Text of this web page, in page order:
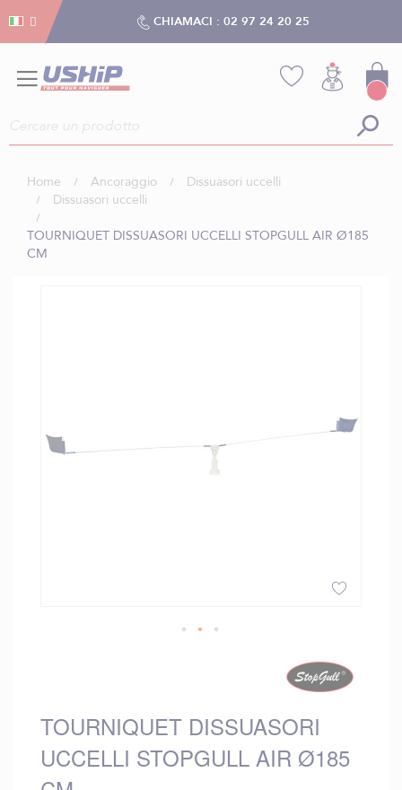
CHIAMACI : 02 97 24 20 25
Home Ancoraggio
Dissuasori uccelli
Dissuasori uccelli
TOURNIQUET DISSUASORI UCCELLI STOPGULL AIR Ø185
CM
di
immagini
TOURNIQUET DISSUASORI
UCCELLI STOPGULL AIR Ø185
Gestion dei cookies
Gestion dei cookies